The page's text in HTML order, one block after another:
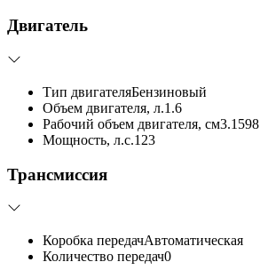
Двигатель
Тип двигателяБензиновый
Объем двигателя, л.1.6
Рабочий объем двигателя, см3.1598
Мощность, л.с.123
Трансмиссия
Коробка передачАвтоматическая
Количество передач0